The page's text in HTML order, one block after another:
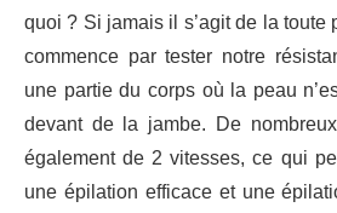
quoi ? Si jamais il s’agit de la toute
commence par tester notre
une partie du corps où la peau
devant de la jambe. De
également de 2 vitesses, ce qui
une épilation efficace et une